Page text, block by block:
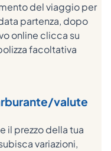
del viaggio per
partenza, dopo
online clicca su
facoltativa
valute
il prezzo della tua
variazioni,